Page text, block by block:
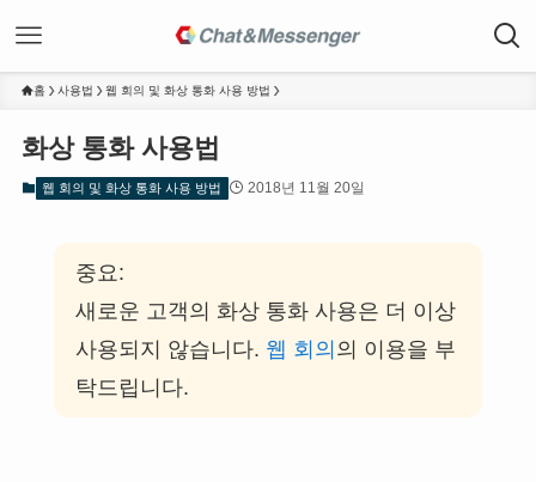
홈 사용법 웹 회의 및 화상 통화 사용 방법
화상 통화 사용법
웹 회의 및 화상 통화 사용 방법 2018년 11월 20일
중요:
새로운 고객의 화상 통화 사용은 더 이상
사용되지 않습니다. 웹 회의 의 이용을 부
탁드립니다.